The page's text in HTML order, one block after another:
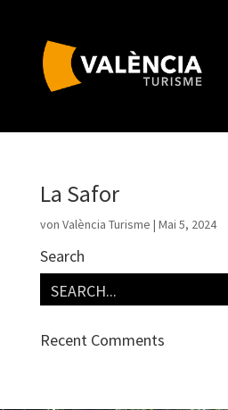
La Safor
von València Turisme | Mai 5, 2024
Search
Recent Comments